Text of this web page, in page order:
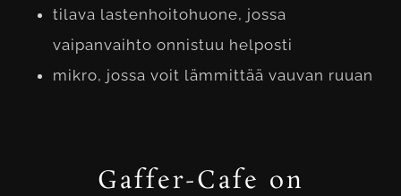
tilava lastenhoitohuone, jossa
vaipanvaihto onnistuu helposti
mikro, jossa voit lämmittää vauvan ruuan
Gaffer-Cafe on